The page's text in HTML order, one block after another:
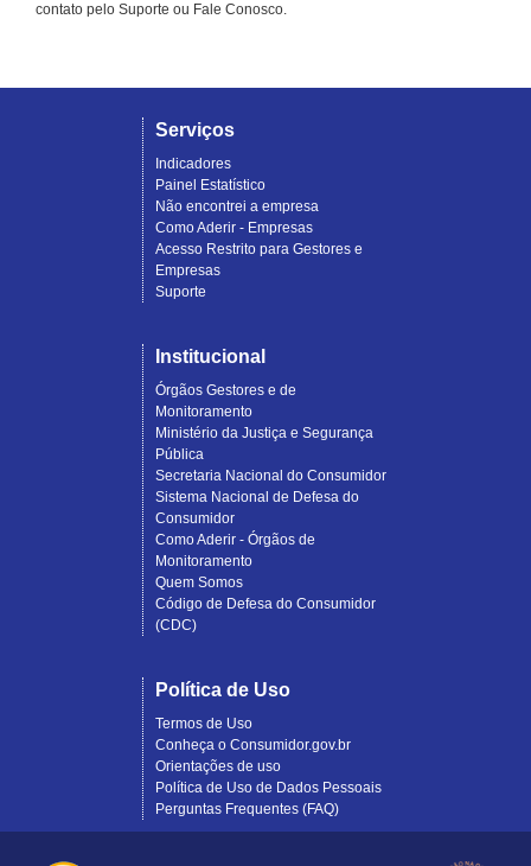
contato pelo Suporte ou Fale Conosco.
Serviços
Indicadores
Painel Estatístico
Não encontrei a empresa
Como Aderir - Empresas
Acesso Restrito para Gestores e
Empresas
Suporte
Institucional
Órgãos Gestores e de
Monitoramento
Ministério da Justiça e Segurança
Pública
Secretaria Nacional do Consumidor
Sistema Nacional de Defesa do
Consumidor
Como Aderir - Órgãos de
Monitoramento
Quem Somos
Código de Defesa do Consumidor
(CDC)
Política de Uso
Termos de Uso
Conheça o Consumidor.gov.br
Orientações de uso
Política de Uso de Dados Pessoais
Perguntas Frequentes (FAQ)